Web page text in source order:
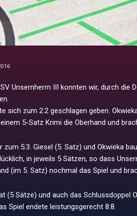
Unsernherrn III konnten wir, durch die
sich zum 2:2 geschlagen geben.
5-Satz Krimi die Oberhand und
zum 5:3. Giesel (5. Satz) und Okwieka
in jeweils 5 Sätzen, so dass
(im 5. Satz) nochmal das Spiel und
(5 Sätze) und auch das
Spiel endete leistungsgerecht 8:8.